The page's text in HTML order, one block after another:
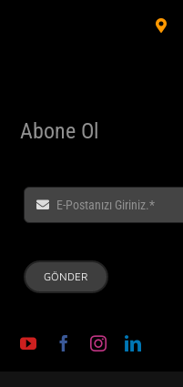
Abone Ol
GÖNDER